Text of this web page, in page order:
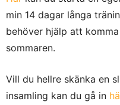
min 14 dagar långa
behöver hjälp att
sommaren.
Vill du hellre skänka en
insamling kan du gå in